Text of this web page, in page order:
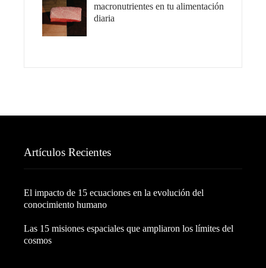
macronutrientes en tu alimentación
diaria
Artículos Recientes
El impacto de 15 ecuaciones en la evolución del
conocimiento humano
Las 15 misiones espaciales que ampliaron los límites del
cosmos